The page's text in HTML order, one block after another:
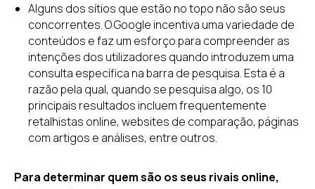
Alguns dos sítios que estão no topo não são seus
concorrentes. O Google incentiva uma variedade de
conteúdos e faz um esforço para compreender as
intenções dos utilizadores quando introduzem uma
consulta específica na barra de pesquisa. Esta é a
razão pela qual, quando se pesquisa algo, os 10
principais resultados incluem frequentemente
retalhistas online, websites de comparação, páginas
com artigos e análises, entre outros.
Para determinar quem são os seus rivais online,